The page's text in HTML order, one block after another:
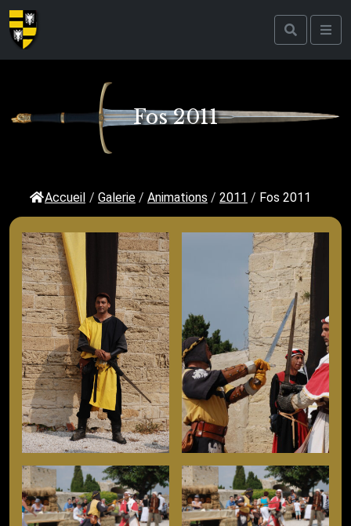
Fos 2011
Accueil / Galerie / Animations / 2011 / Fos 2011